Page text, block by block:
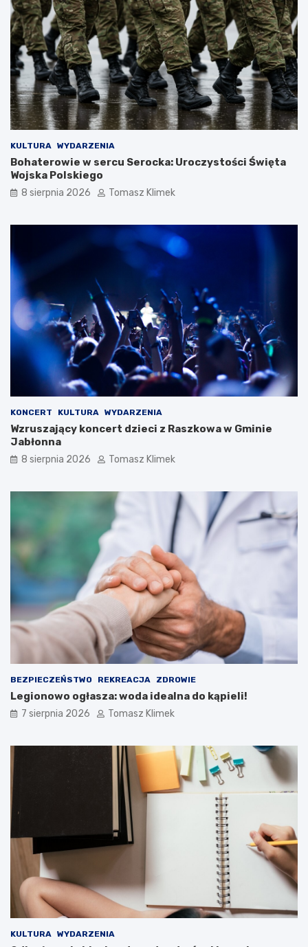
KULTURA WYDARZENIA
Bohaterowie w sercu Serocka: Uroczystości Święta
Wojska Polskiego
8 sierpnia 2026 Tomasz Klimek
KONCERT KULTURA WYDARZENIA
Wzruszający koncert dzieci z Raszkowa w Gminie
Jabłonna
8 sierpnia 2026 Tomasz Klimek
BEZPIECZEŃSTWO REKREACJA ZDROWIE
Legionowo ogłasza: woda idealna do kąpieli!
7 sierpnia 2026 Tomasz Klimek
KULTURA WYDARZENIA